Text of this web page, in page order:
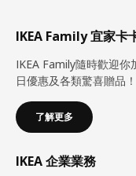
IKEA Family 宜家卡
IKEA Family隨時歡迎
日優惠及各類驚喜贈品！
了解更多
IKEA 企業業務